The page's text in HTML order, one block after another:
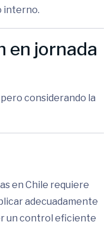
interno.
en jornada
considerando la
en Chile requiere
adecuadamente
un control eficiente